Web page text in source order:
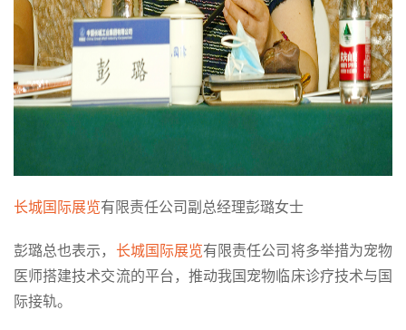
长城国际展览有限责任公司副总经理彭璐女士
彭璐总也表示， 长城国际展览有限责任公司将多举措为宠物
医师搭建技术交流的平台，推动我国宠物临床诊疗技术与国
际接轨。